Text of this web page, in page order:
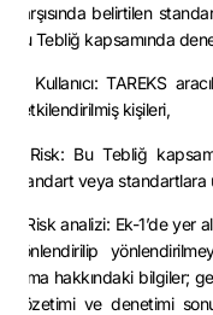
karşısında belirtilen
bu Tebliğ kapsamında
h) Kullanıcı: TAREKS
yetkilendirilmiş kişileri,
ı) Risk: Bu Tebliğ
standart veya
i) Risk analizi: Ek-1’de
yönlendirilip
firma hakkındaki bilgiler;
gözetimi ve denetimi